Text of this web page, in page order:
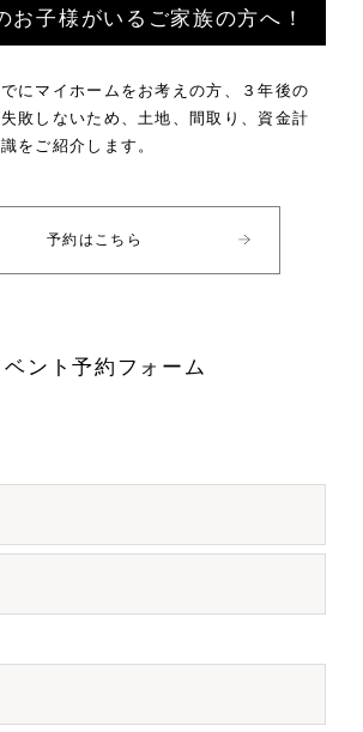
お子様がいるご家族の方へ！
にマイホームをお考えの方、３年後の
敗しないため、土地、間取り、資金計
をご紹介します。
予約はこちら
ベント予約フォーム